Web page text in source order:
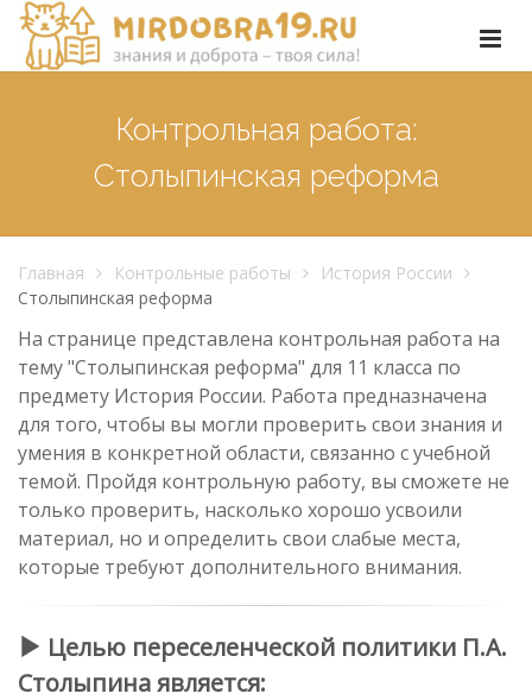
Контрольная работа:
Столыпинская реформа
Главная Контрольные работы
История России
Столыпинская реформа
На странице представлена контрольная работа на
тему "Столыпинская реформа" для 11 класса по
предмету История России. Работа предназначена
для того, чтобы вы могли проверить свои знания и
умения в конкретной области, связанно с учебной
темой. Пройдя контрольную работу, вы сможете не
только проверить, насколько хорошо усвоили
материал, но и определить свои слабые места,
которые требуют дополнительного внимания.
Целью переселенческой политики П.А.
Столыпина является: